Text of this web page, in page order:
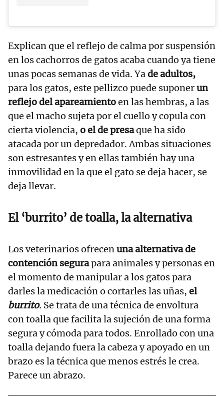
Explican que el reflejo de calma por suspensión
en los cachorros de gatos acaba cuando ya tiene
unas pocas semanas de vida. Yade adultos,
para los gatos, este pellizco puede suponerun
reflejo del apareamientoen las hembras, a las
que el macho sujeta por el cuello y copula con
cierta violencia, o el de presaque ha sido
atacada por un depredador. Ambas situaciones
son estresantes y en ellas también hay una
inmovilidad en la que el gato se deja hacer, se
deja llevar.
El ‘burrito’ de toalla, la alternativa
Los veterinarios ofrecenuna alternativa de
contención segurapara animales y personas en
el momento de manipular a los gatos para
darles la medicación o cortarles las uñas, el
burrito. Se trata de una técnica de envoltura
con toalla que facilita la sujeción de una forma
segura y cómoda para todos. Enrollado con una
toalla dejando fuera la cabeza y apoyado en un
brazo es la técnica que menos estrés le crea.
Parece un abrazo.